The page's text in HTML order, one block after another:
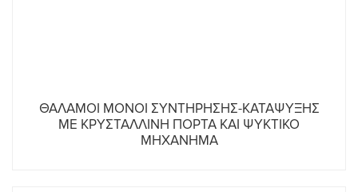
ΘΑΛΑΜΟΙ ΜΟΝΟΙ ΣΥΝΤΗΡΗΣΗΣ-ΚΑΤΑΨΥΞΗΣ
ΜΕ ΚΡΥΣΤΑΛΛΙΝΗ ΠΟΡΤΑ ΚΑΙ ΨΥΚΤΙΚΟ
ΜΗΧΑΝΗΜΑ